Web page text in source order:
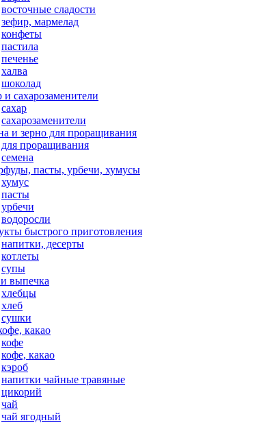
восточные сладости
зефир, мармелад
конфеты
пастила
печенье
халва
шоколад
и сахарозаменители
сахар
сахарозаменители
и зерно для проращивания
для проращивания
семена
пасты, урбечи, хумусы
хумус
пасты
урбечи
водоросли
быстрого приготовления
напитки, десерты
котлеты
супы
выпечка
хлебцы
хлеб
сушки
какао
кофе
кофе, какао
кэроб
напитки чайные травяные
цикорий
чай
чай ягодный